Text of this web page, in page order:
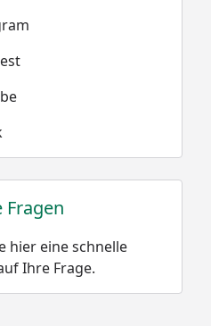
Fragen
hier eine schnelle
Ihre Frage.